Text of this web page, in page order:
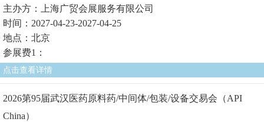
主办方：上海广贸会展服务有限公司
时间：2027-04-23-2027-04-25
地点：北京
参展费1：
点击查看详情
2026第95届武汉医药原料药/中间体/包装/设备交易会（API
China）